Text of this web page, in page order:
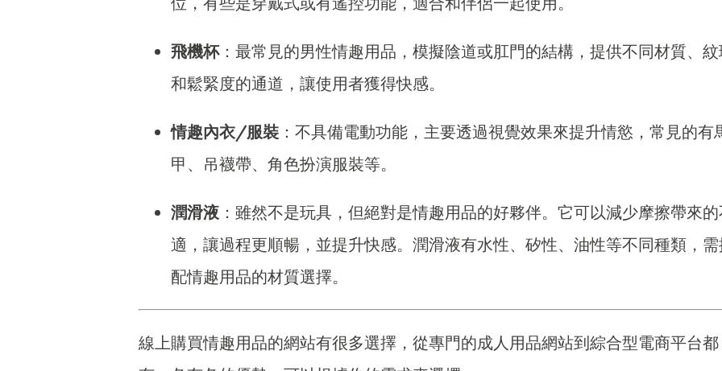
飛機杯：最常見的男性情趣用品，模擬陰道或肛門的結構，提供不同材質、
和鬆緊度的通道，讓使用者獲得快感。
情趣內衣/服裝 ：不具備電動功能，主要透過視覺效果來提升情慾，常見的有
甲、吊襪帶、角色扮演服裝等。
潤滑液 ：雖然不是玩具，但絕對是情趣用品的好夥伴。它可以減少摩擦帶來
適，讓過程更順暢，並提升快感。潤滑液有水性、矽性、油性等不同種類，
配情趣用品的材質選擇。
線上購買情趣用品的網站有很多選擇，從專門的成人用品網站到綜合型電商平台都